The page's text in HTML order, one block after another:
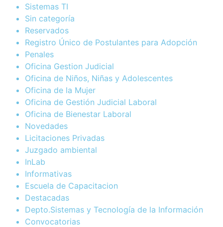
Sistemas TI
Sin categoría
Reservados
Registro Único de Postulantes para Adopción
Penales
Oficina Gestion Judicial
Oficina de Niños, Niñas y Adolescentes
Oficina de la Mujer
Oficina de Gestión Judicial Laboral
Oficina de Bienestar Laboral
Novedades
Licitaciones Privadas
Juzgado ambiental
InLab
Informativas
Escuela de Capacitacion
Destacadas
Depto.Sistemas y Tecnología de la Información
Convocatorias